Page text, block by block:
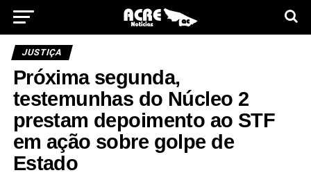
JUSTIÇA
Próxima segunda,
testemunhas do Núcleo 2
prestam depoimento ao STF
em ação sobre golpe de
Estado